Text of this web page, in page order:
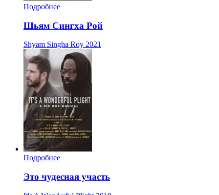
Подробнее
Шьям Сингха Рой
Shyam Singha Roy 2021
Подробнее
Это чудесная участь